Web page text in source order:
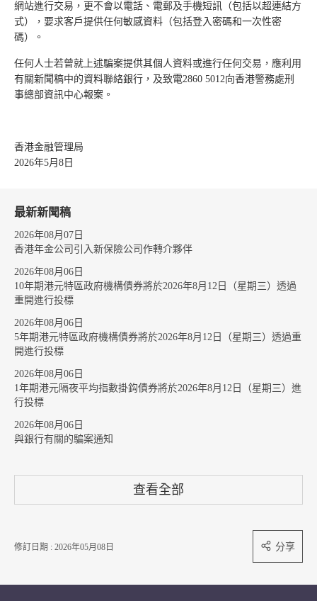
網站進行交易，更不會以電話、電郵及手機短訊（包括以超連結方
式），要求客戶提供任何敏感資料（包括登入密碼和一次性密
碼）。
任何人士若曾就上述騙案提供其個人資料或進行任何交易，應利用
有關新聞稿中的資料聯絡銀行，及致電2860 5012向香港警務處刑
事總部資訊中心報案。
香港金融管理局
2026年5月8日
最新新聞稿
2026年08月07日
香港年金公司引入新保險公司作轉介夥伴
2026年08月06日
10年期港元特區政府機構債券將於2026年8月12日（星期三）透過
重開進行投標
2026年08月06日
5年期港元特區政府機構債券將於2026年8月12日（星期三）透過重
開進行投標
2026年08月06日
1年期港元隔夜平均指數掛鈎債券將於2026年8月12日（星期三）進
行投標
2026年08月06日
與銀行有關的騙案通知
查看全部
修訂日期 : 2026年05月08日 分享